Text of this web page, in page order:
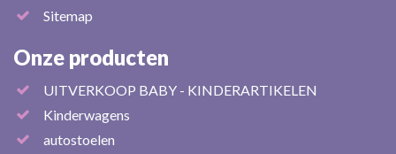
Sitemap
Onze producten
UITVERKOOP BABY - KINDERARTIKELEN
Kinderwagens
autostoelen